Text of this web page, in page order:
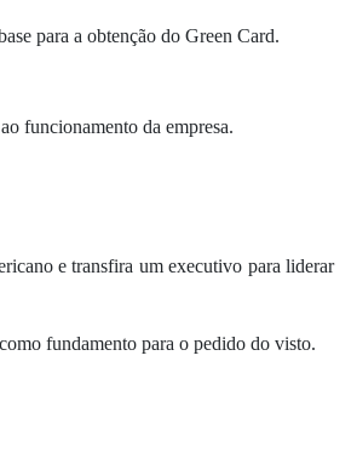
para a obtenção do Green Card.
funcionamento da empresa.
e transfira um executivo para liderar
fundamento para o pedido do visto.